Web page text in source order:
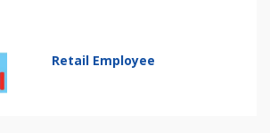
Retail Employee